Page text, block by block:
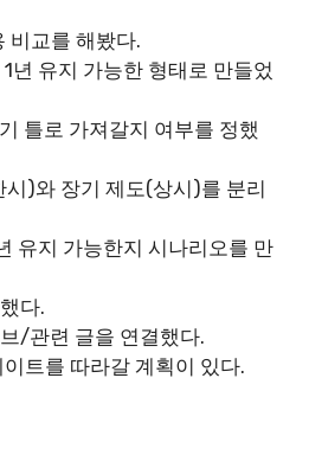
비교를 해봤다.
년 유지 가능한 형태로 만들었
틀로 가져갈지 여부를 정했
시)와 장기 제도(상시)를 분리
유지 가능한지 시나리오를 만
다.
/관련 글을 연결했다.
트를 따라갈 계획이 있다.